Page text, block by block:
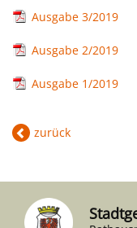
Ausgabe 3/2019
Ausgabe 2/2019
Ausgabe 1/2019
zurück